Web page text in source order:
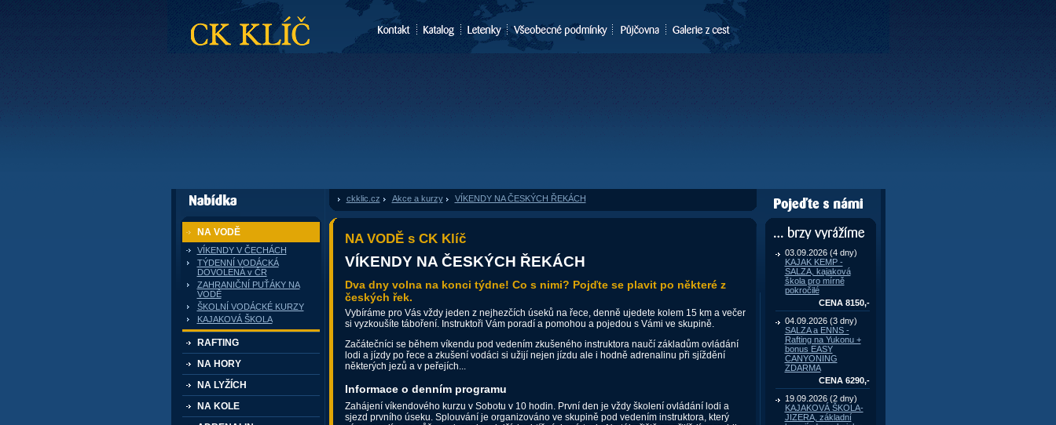
CK Klíč
dále nabízí
NA VODĚ
VÍKENDY V ČECHÁCH
TÝDENNÍ VODÁCKÁ
DOVOLENÁ v ČR
ZAHRANIČNÍ PUŤÁKY NA
VODĚ
ŠKOLNÍ VODÁCKÉ KURZY
KAJAKOVÁ ŠKOLA
RAFTING
NA HORY
NA LYŽÍCH
NA KOLE
ckklic.cz Akce a kurzy» VÍKENDY NA ČESKÝCH ŘEKÁCH Pojeďte s námi
... brzy vyrážíme
03.09.2026 (4 dny)
KAJAK KEMP -
SALZA, kajaková
škola pro mírně
pokročilé
CENA 8150,-
04.09.2026 (3 dny)
SALZA a ENNS -
Rafting na Yukonu +
bonus EASY
CANYONING
ZDARMA
CENA 6290,-
19.09.2026 (2 dny)
KAJAKOVÁ ŠKOLA-
JIZERA, základní
NA VODĚ s CK Klíč
VÍKENDY NA ČESKÝCH ŘEKÁCH
Dva dny volna na konci týdne! Co s nimi? Pojďte se plavit po některé z
českých řek.
Vybíráme pro Vás vždy jeden z nejhezčích úseků na řece, denně ujedete kolem 15 km a večer
si vyzkoušíte táboření. Instruktoři Vám poradí a pomohou a pojedou s Vámi ve skupině.
Začátečníci se během víkendu pod vedením zkušeného instruktora naučí základům ovládání
lodi a jízdy po řece a zkušení vodáci si užijí nejen jízdu ale i hodně adrenalinu při sjíždění
některých jezů a v peřejích...
Informace o denním programu
Zahájení víkendového kurzu v Sobotu v 10 hodin. První den je vždy školení ovládání lodi a
sjezd prvního úseku. Splouvání je organizováno ve skupině pod vedením instruktora, který